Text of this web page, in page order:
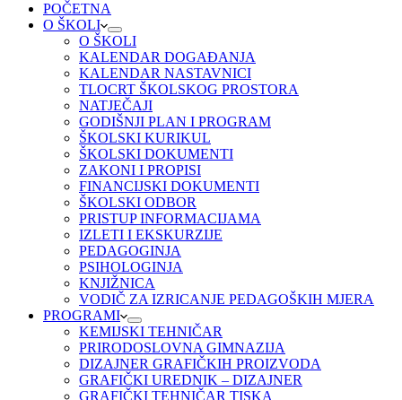
POČETNA
O ŠKOLI
O ŠKOLI
KALENDAR DOGAĐANJA
KALENDAR NASTAVNICI
TLOCRT ŠKOLSKOG PROSTORA
NATJEČAJI
GODIŠNJI PLAN I PROGRAM
ŠKOLSKI KURIKUL
ŠKOLSKI DOKUMENTI
ZAKONI I PROPISI
FINANCIJSKI DOKUMENTI
ŠKOLSKI ODBOR
PRISTUP INFORMACIJAMA
IZLETI I EKSKURZIJE
PEDAGOGINJA
PSIHOLOGINJA
KNJIŽNICA
VODIČ ZA IZRICANJE PEDAGOŠKIH MJERA
PROGRAMI
KEMIJSKI TEHNIČAR
PRIRODOSLOVNA GIMNAZIJA
DIZAJNER GRAFIČKIH PROIZVODA
GRAFIČKI UREDNIK – DIZAJNER
GRAFIČKI TEHNIČAR TISKA